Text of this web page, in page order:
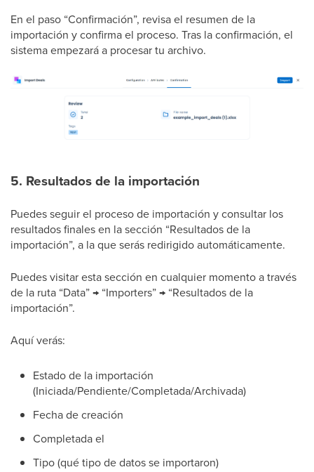
En el paso “Confirmación”, revisa el resumen de la
importación y confirma el proceso. Tras la confirmación, el
sistema empezará a procesar tu archivo.
5. Resultados de la importación
Puedes seguir el proceso de importación y consultar los
resultados finales en la sección “Resultados de la
importación”, a la que serás redirigido automáticamente.
Puedes visitar esta sección en cualquier momento a través
de la ruta “Data” → “Importers” → “Resultados de la
importación”.
Aquí verás:
Estado de la importación
(Iniciada/Pendiente/Completada/Archivada)
Fecha de creación
Completada el
Tipo (qué tipo de datos se importaron)